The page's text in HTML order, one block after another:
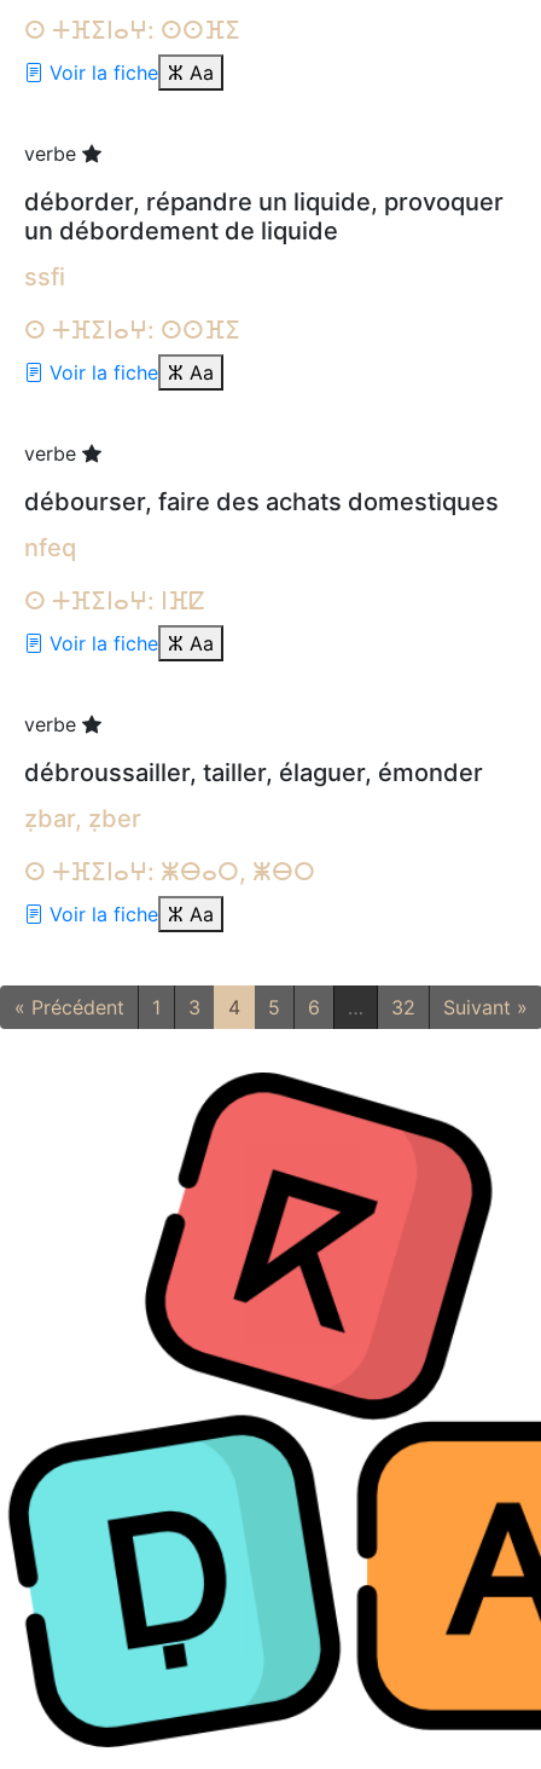
ⵙ ⵜⴼⵉⵏⴰⵖ: ⵙⵙⴼⵉ
Voir la fiche ⵣ Aa
verbe
déborder, répandre un liquide, provoquer
un débordement de liquide
ssfi
ⵙ ⵜⴼⵉⵏⴰⵖ: ⵙⵙⴼⵉ
Voir la fiche ⵣ Aa
verbe
débourser, faire des achats domestiques
nfeq
ⵙ ⵜⴼⵉⵏⴰⵖ: ⵏⴼⵇ
Voir la fiche ⵣ Aa
verbe
débroussailler, tailler, élaguer, émonder
ẓbar, ẓber
ⵙ ⵜⴼⵉⵏⴰⵖ: ⵥⴱⴰⵔ, ⵥⴱⵔ
Voir la fiche ⵣ Aa
« Précédent 1 3 4 5 6 … 32 Suivant »